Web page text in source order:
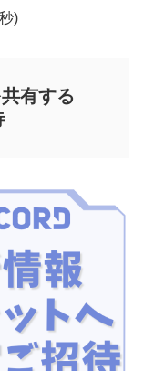
)
有する